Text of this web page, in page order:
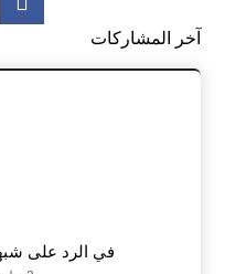
آخر المشاركات
في الرد على